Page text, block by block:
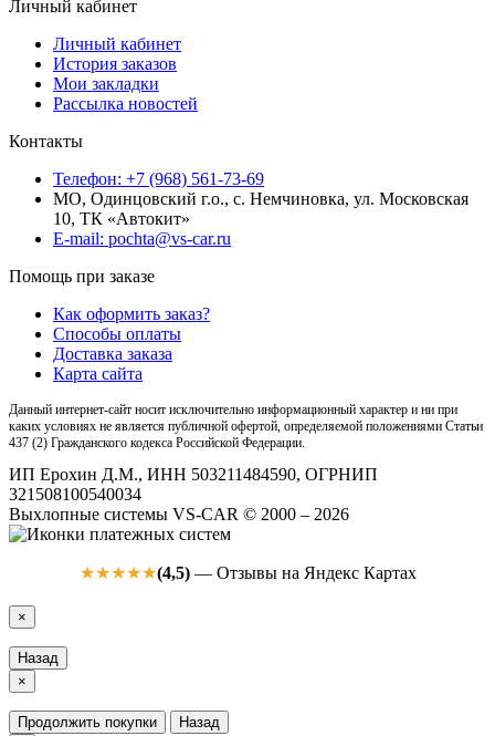
Личный кабинет
Личный кабинет
История заказов
Мои закладки
Рассылка новостей
Контакты
Телефон: +7 (968) 561-73-69
МО, Одинцовский г.о., с. Немчиновка, ул. Московская
10, ТК «Автокит»
E-mail: pochta@vs-car.ru
Помощь при заказе
Как оформить заказ?
Способы оплаты
Доставка заказа
Карта сайта
Данный интернет-сайт носит исключительно информационный характер и ни при
каких условиях не является публичной офертой, определяемой положениями Статьи
437 (2) Гражданского кодекса Российской Федерации.
ИП Ерохин Д.М., ИНН 503211484590, ОГРНИП
321508100540034
Выхлопные системы VS-CAR © 2000 – 2026
★★★★★(4,5)— Отзывы на Яндекс Картах
×
Назад
×
Продолжить покупки
Назад